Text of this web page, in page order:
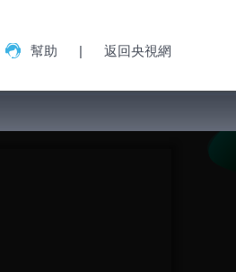
幫助 | 返回央視網